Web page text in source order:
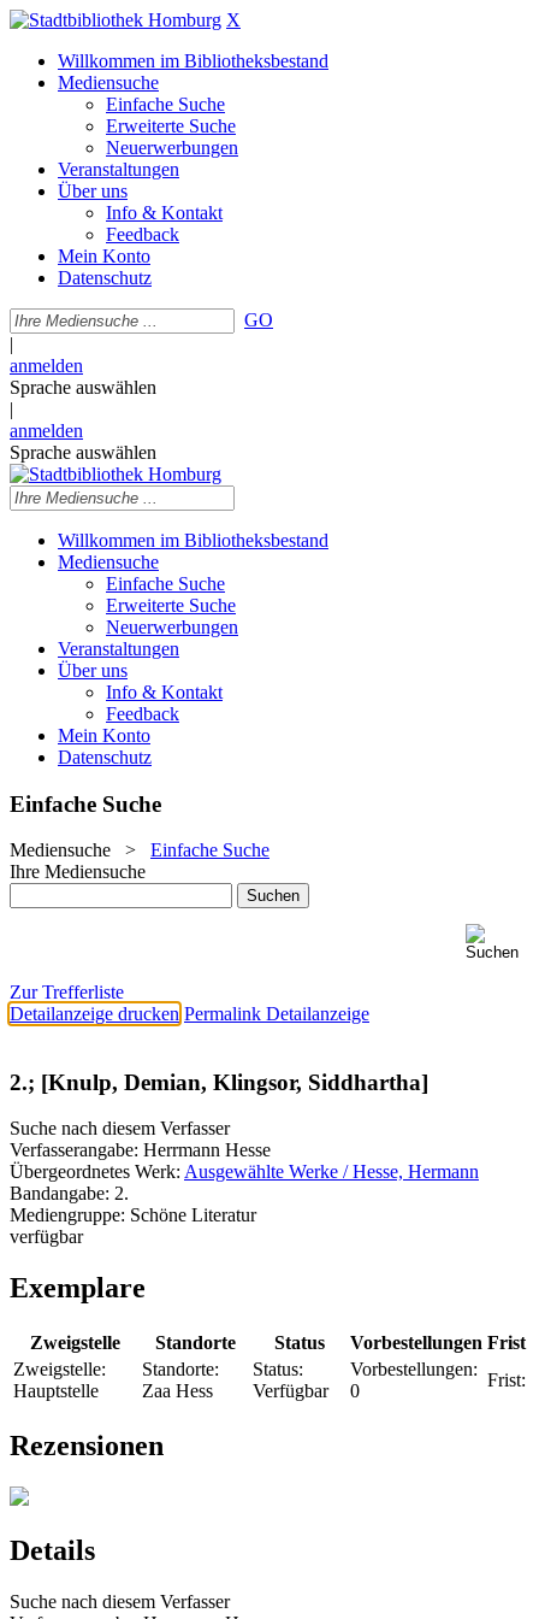
X
Willkommen im Bibliotheksbestand
Mediensuche
Einfache Suche
Erweiterte Suche
Neuerwerbungen
Veranstaltungen
Über uns
Info & Kontakt
Feedback
Mein Konto
Datenschutz
GO
|
anmelden
Sprache auswählen
|
anmelden
Sprache auswählen
Willkommen im Bibliotheksbestand
Mediensuche
Einfache Suche
Erweiterte Suche
Neuerwerbungen
Veranstaltungen
Über uns
Info & Kontakt
Feedback
Mein Konto
Datenschutz
Einfache Suche
Mediensuche > Einfache Suche
Ihre Mediensuche
Zur Trefferliste
Detailanzeige drucken Permalink Detailanzeige
2.; [Knulp, Demian, Klingsor, Siddhartha]
Suche nach diesem Verfasser
Verfasserangabe: Herrmann Hesse
Übergeordnetes Werk: Ausgewählte Werke / Hesse, Hermann
Bandangabe: 2.
Mediengruppe: Schöne Literatur
verfügbar
Exemplare
Zweigstelle Standorte Status Vorbestellungen Frist
Zweigstelle:
Hauptstelle
Standorte:
Zaa Hess
Status:
Verfügbar
Vorbestellungen:
0
Frist:
Rezensionen
Details
Suche nach diesem Verfasser